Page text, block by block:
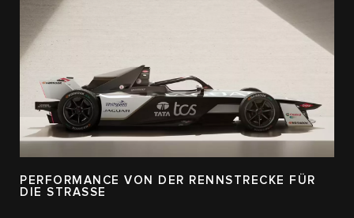
PERFORMANCE VON DER RENNSTRECKE FÜR
DIE STRASSE